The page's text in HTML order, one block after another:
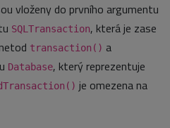
vloženy do prvního argumentu
SQLTransaction, která je zase
transaction() a
Database, který reprezentuje
je omezena na